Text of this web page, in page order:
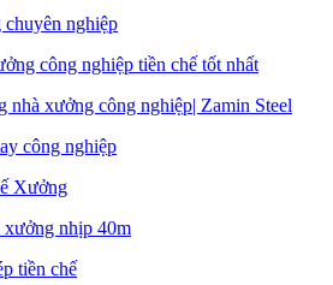
nghiệp
xưởng công nghiệp| Zamin Steel
Xưởng
xưởng nhịp 40m